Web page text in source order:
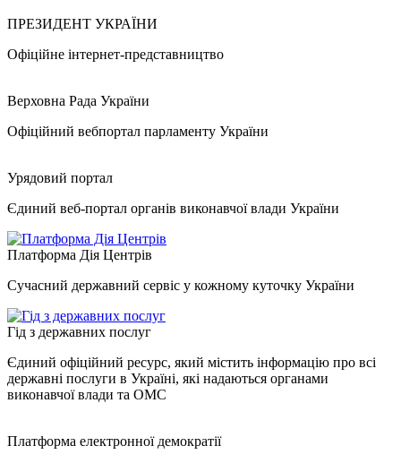
ПРЕЗИДЕНТ УКРАЇНИ
Офіційне інтернет-представництво
Верховна Рада України
Офіційний вебпортал парламенту України
Урядовий портал
Єдиний веб-портал органів виконавчої влади України
Платформа Дія Центрів
Сучасний державний сервіс у кожному куточку України
Гід з державних послуг
Єдиний офіційний ресурс, який містить інформацію про всі
державні послуги в Україні, які надаються органами
виконавчої влади та ОМС
Платформа електронної демократії